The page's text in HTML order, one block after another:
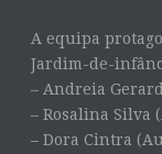
A equipa
Jardim-de-
– Andreia
– Rosalina Silva
– Dora Cintra